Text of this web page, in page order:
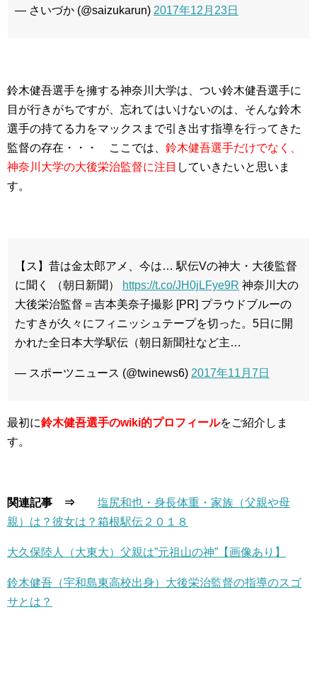
— さいづか (@saizukarun) 2017年12月23日
鈴木健吾選手を擁する神奈川大学は、つい鈴木健吾選手に
目が行きがちですが、忘れてはいけないのは、そんな鈴木
選手の持てる力をマックスまで引き出す指導を行ってきた
監督の存在・・・ ここでは、 鈴木健吾選手だけでなく、
神奈川大学の大後栄治監督に注目 していきたいと思いま
す。
【ス】昔は金太郎アメ、今は… 駅伝Vの神大・大後監督
に聞く （朝日新聞）
https://t.co/JH0jLFye9R 神奈川大の
大後栄治監督＝吉本美奈子撮影 [PR] プラウドブルーの
たすきが久々にフィニッシュテープを切った。5日に開
かれた全日本大学駅伝（朝日新聞社など主…
— スポーツニュース (@twinews6) 2017年11月7日
最初に鈴木健吾選手のwiki的プロフィールをご紹介しま
す。
関連記事 ⇒
塩尻和也・身長体重・家族（父親や母
親）は？彼女は？箱根駅伝２０１８
大久保陸人（大東大）父親は”元祖山の神”【画像あり】
鈴木健吾（宇和島東高校出身）大後栄治監督の指導のスゴ
サとは？